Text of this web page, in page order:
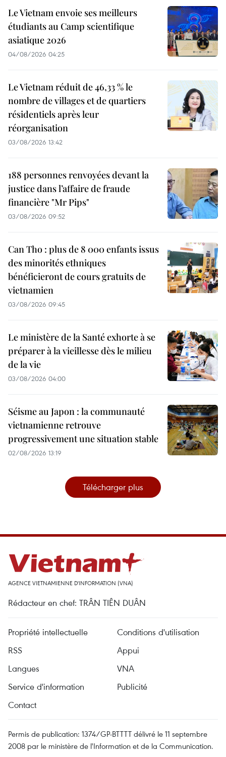
Le Vietnam envoie ses meilleurs
étudiants au Camp scientifique
asiatique 2026
04/08/2026 04:25
Le Vietnam réduit de 46,33 % le
nombre de villages et de quartiers
résidentiels après leur
réorganisation
03/08/2026 13:42
188 personnes renvoyées devant la
justice dans l’affaire de fraude
financière "Mr Pips"
03/08/2026 09:52
Can Tho : plus de 8 000 enfants issus
des minorités ethniques
bénéficieront de cours gratuits de
vietnamien
03/08/2026 09:45
Le ministère de la Santé exhorte à se
préparer à la vieillesse dès le milieu
de la vie
03/08/2026 04:00
Séisme au Japon : la communauté
vietnamienne retrouve
progressivement une situation stable
02/08/2026 13:19
Télécharger plus
AGENCE VIETNAMIENNE D'INFORMATION (VNA)
Rédacteur en chef: TRÂN TIÊN DUÂN
Propriété intellectuelle
Conditions d'utilisation
RSS
Appui
Langues
VNA
Service d'information
Publicité
Contact
Permis de publication: 1374/GP-BTTTT délivré le 11 septembre
2008 par le ministère de l'Information et de la Communication.